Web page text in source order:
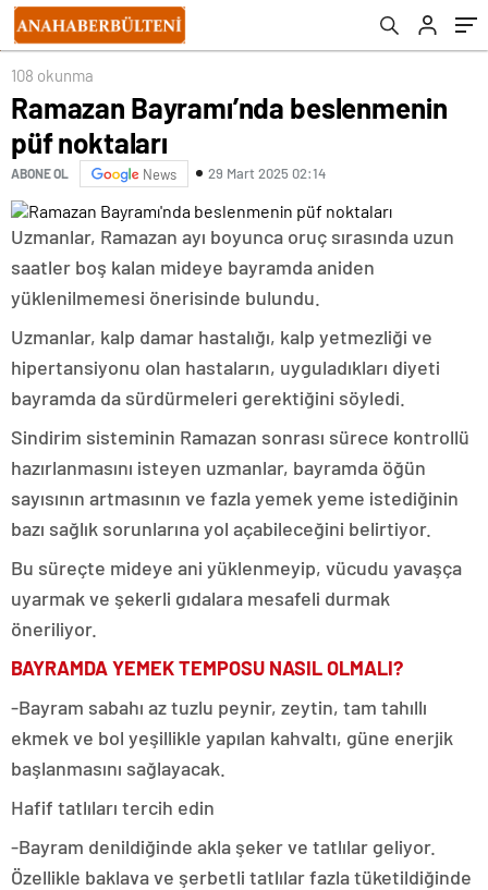
108 okunma
Ramazan Bayramı’nda beslenmenin
püf noktaları
ABONE OL News 29 Mart 2025 02:14
Uzmanlar, Ramazan ayı boyunca oruç sırasında uzun
saatler boş kalan mideye bayramda aniden
yüklenilmemesi önerisinde bulundu.
Uzmanlar, kalp damar hastalığı, kalp yetmezliği ve
hipertansiyonu olan hastaların, uyguladıkları diyeti
bayramda da sürdürmeleri gerektiğini söyledi.
Sindirim sisteminin Ramazan sonrası sürece kontrollü
hazırlanmasını isteyen uzmanlar, bayramda öğün
sayısının artmasının ve fazla yemek yeme istediğinin
bazı sağlık sorunlarına yol açabileceğini belirtiyor.
Bu süreçte mideye ani yüklenmeyip, vücudu yavaşça
uyarmak ve şekerli gıdalara mesafeli durmak
öneriliyor.
BAYRAMDA YEMEK TEMPOSU NASIL OLMALI?
-Bayram sabahı az tuzlu peynir, zeytin, tam tahıllı
ekmek ve bol yeşillikle yapılan kahvaltı, güne enerjik
başlanmasını sağlayacak.
Hafif tatlıları tercih edin
-Bayram denildiğinde akla şeker ve tatlılar geliyor.
Özellikle baklava ve şerbetli tatlılar fazla tüketildiğinde